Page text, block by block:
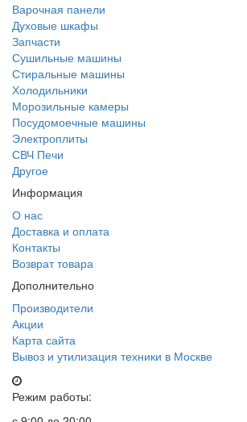
Варочная панели
Духовые шкафы
Запчасти
Сушильные машины
Стиральные машины
Холодильники
Морозильные камеры
Посудомоечные машины
Электроплиты
СВЧ Печи
Другое
Информация
О нас
Доставка и оплата
Контакты
Возврат товара
Дополнительно
Производители
Акции
Карта сайта
Вывоз и утилизация техники в Москве
Режим работы: